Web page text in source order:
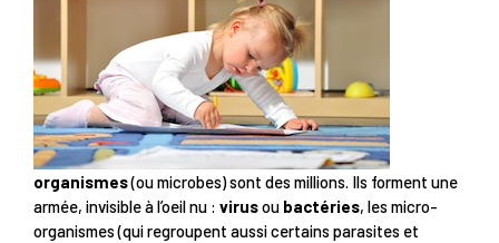
organismes(ou microbes) sont des millions. Ils forment une
armée, invisible à l’oeil nu : virusou bactéries, les micro-
organismes (qui regroupent aussi certains parasites et